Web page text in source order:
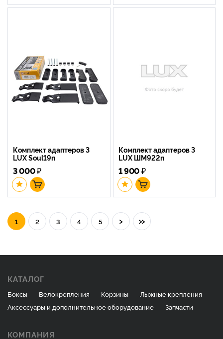
Комплект адаптеров 3
LUX Soul19n
3 000₽
Комплект адаптеров 3
LUX ШМ922n
1 900₽
1 2 3 4 5 › »
КАТАЛОГ
Боксы Велокрепления Корзины
Лыжные крепления
Аксессуары и дополнительное оборудование
Запчасти
КОМПАНИЯ